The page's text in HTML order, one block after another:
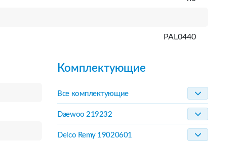
PAL0440
Комплектующие
Все комплектующие
Daewoo 219232
Delco Remy 19020601